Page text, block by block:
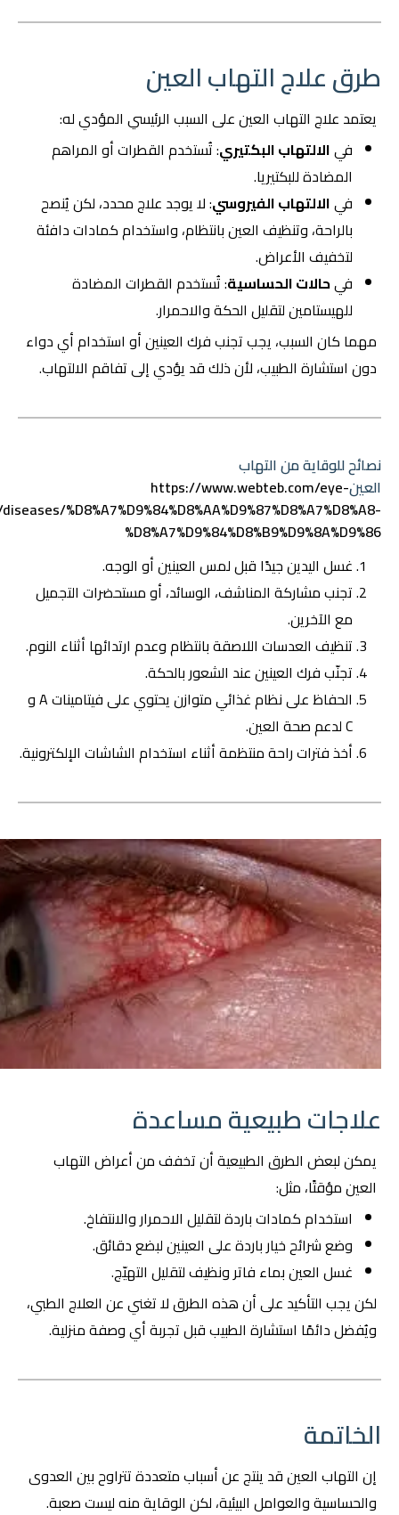
طرق علاج التهاب العين
يعتمد علاج التهاب العين على السبب الرئيسي المؤدي له:
فيالالتهاب البكتيري: تُستخدم القطرات أو المراهم
المضادة للبكتيريا.
فيالالتهاب الفيروسي: لا يوجد علاج محدد، لكن يُنصح
بالراحة، وتنظيف العين بانتظام، واستخدام كمادات دافئة
لتخفيف الأعراض.
فيحالات الحساسية: تُستخدم القطرات المضادة
للهيستامين لتقليل الحكة والاحمرار.
مهما كان السبب، يجب تجنب فرك العينين أو استخدام أي دواء
دون استشارة الطبيب، لأن ذلك قد يؤدي إلى تفاقم الالتهاب.
نصائح للوقاية من التهاب
العينhttps://www.webteb.com/eye-
%D8%A7%D9%84%D8%AA%D9%87%D8%A7%D8%A8-
%D8%A7%D9%84%D8%B9%D9%8A%D9%86
غسل اليدين جيدًا قبل لمس العينين أو الوجه.
تجنب مشاركة المناشف، الوسائد، أو مستحضرات التجميل
مع الآخرين.
تنظيف العدسات اللاصقة بانتظام وعدم ارتدائها أثناء النوم.
تجنّب فرك العينين عند الشعور بالحكة.
الحفاظ على نظام غذائي متوازن يحتوي على فيتامينات A و
C لدعم صحة العين.
أخذ فترات راحة منتظمة أثناء استخدام الشاشات الإلكترونية.
علاجات طبيعية مساعدة
يمكن لبعض الطرق الطبيعية أن تخفف من أعراض التهاب
العين مؤقتًا، مثل:
استخدام كمادات باردة لتقليل الاحمرار والانتفاخ.
وضع شرائح خيار باردة على العينين لبضع دقائق.
غسل العين بماء فاتر ونظيف لتقليل التهيّج.
لكن يجب التأكيد على أن هذه الطرق لا تغني عن العلاج الطبي،
ويُفضل دائمًا استشارة الطبيب قبل تجربة أي وصفة منزلية.
الخاتمة
إن التهاب العين قد ينتج عن أسباب متعددة تتراوح بين العدوى
والحساسية والعوامل البيئية، لكن الوقاية منه ليست صعبة.